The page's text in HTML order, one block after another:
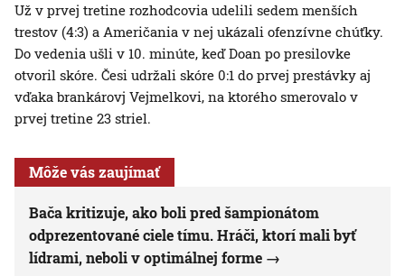
Už v prvej tretine rozhodcovia udelili sedem menších
trestov (4:3) a Američania v nej ukázali ofenzívne chúťky.
Do vedenia ušli v 10. minúte, keď Doan po presilovke
otvoril skóre. Česi udržali skóre 0:1 do prvej prestávky aj
vďaka brankárovj Vejmelkovi, na ktorého smerovalo v
prvej tretine 23 striel.
Môže vás zaujímať
Bača kritizuje, ako boli pred šampionátom
odprezentované ciele tímu. Hráči, ktorí mali byť
lídrami, neboli v optimálnej forme